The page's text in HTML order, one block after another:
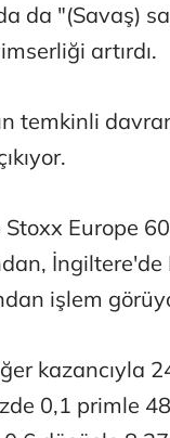
da "(Savaş)
artırdı.
temkinli
Europe
İngiltere'de
işlem
kazancıyla
0,1 primle
Ali Eyüboğlu
Deniz
Hürmüz